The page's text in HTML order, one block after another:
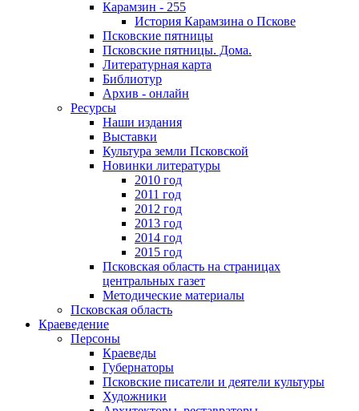
Карамзин - 255
История Карамзина о Пскове
Псковские пятницы
Псковские пятницы. Дома.
Литературная карта
Библиотур
Архив - онлайн
Ресурсы
Наши издания
Выставки
Культура земли Псковской
Новинки литературы
2010 год
2011 год
2012 год
2013 год
2014 год
2015 год
Псковская область на страницах
центральных газет
Методические материалы
Псковская область
Краеведение
Персоны
Краеведы
Губернаторы
Псковские писатели и деятели культуры
Художники